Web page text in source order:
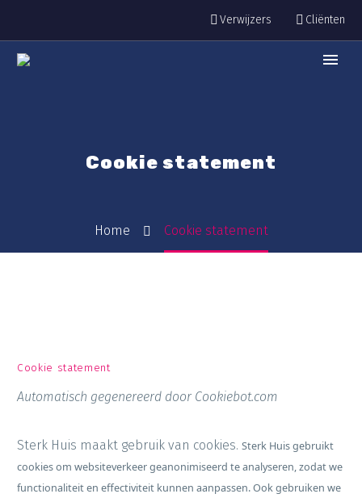
Verwijzers Cliënten
Cookie statement
Home Cookie statement
Cookie statement
Automatisch gegenereerd door Cookiebot.com
Sterk Huis maakt gebruik van cookies. Sterk Huis gebruikt
cookies om websiteverkeer geanonimiseerd te analyseren, zodat we
functionaliteit en effectiviteit kunnen aanpassen. Ook gebruiken we